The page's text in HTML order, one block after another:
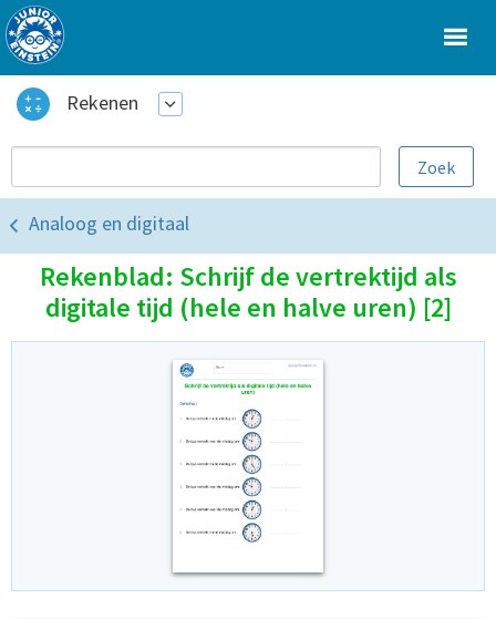
Rekenen
Analoog en digitaal
Rekenblad: Schrijf de vertrektijd als
digitale tijd (hele en halve uren) [2]